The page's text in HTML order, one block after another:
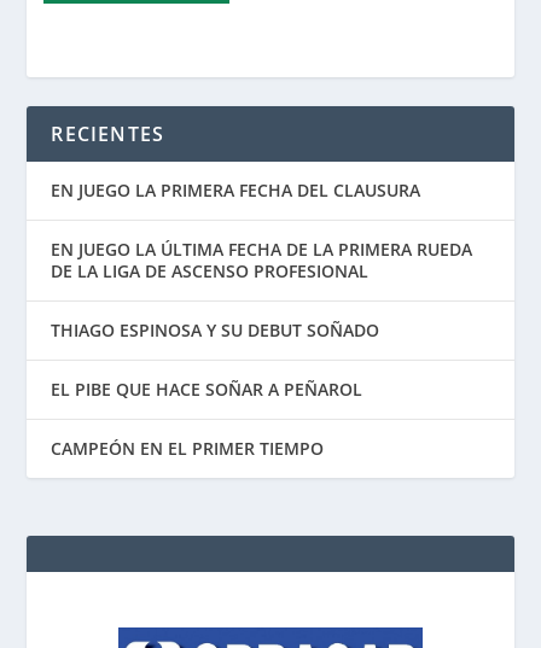
RECIENTES
EN JUEGO LA PRIMERA FECHA DEL CLAUSURA
EN JUEGO LA ÚLTIMA FECHA DE LA PRIMERA RUEDA
DE LA LIGA DE ASCENSO PROFESIONAL
THIAGO ESPINOSA Y SU DEBUT SOÑADO
EL PIBE QUE HACE SOÑAR A PEÑAROL
CAMPEÓN EN EL PRIMER TIEMPO